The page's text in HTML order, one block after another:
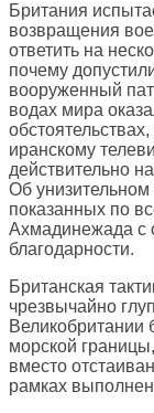
Британия
возвращения
ответить на
почему
вооруженный
водах мира
иранскому
действительно
Об унизительном
показанных по
Ахмадинежада с
благодарности.
Британская
чрезвычайно
Великобритании
морской
вместо
рамках